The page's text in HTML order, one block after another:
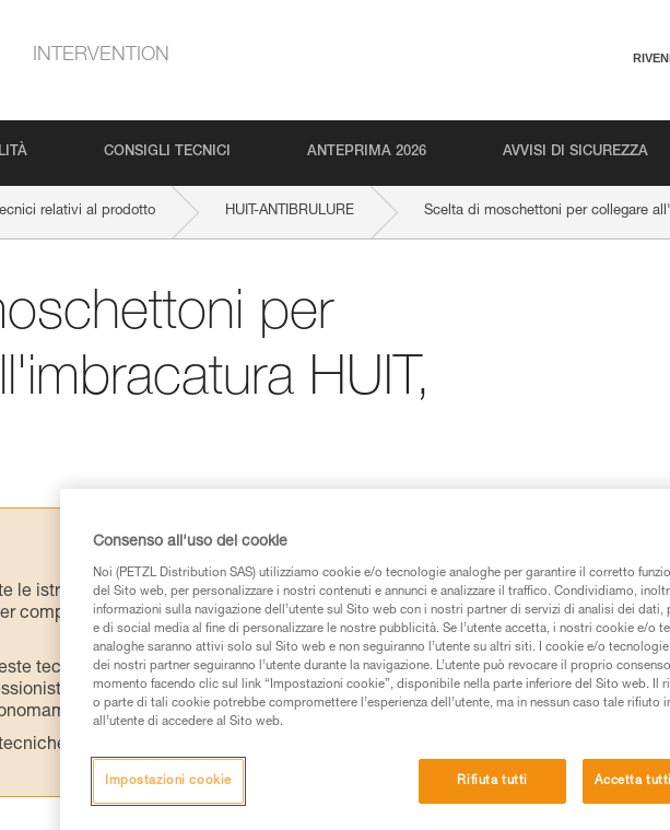
INTERVENTION
CONSIGLI TECNICI ANTEPRIMA 2026 AVVISI DI SICUREZZA
relativi al prodotto HUIT-ANTIBRULURE Scelta di moschettoni per collegare
per
HUIT,
le istruzioni tecniche dei prodotti utilizzati in questo consiglio prima di
compreso le informazioni dell’istruzione tecnica per poter capire queste
tecniche richiede una formazione ed un addestramento specifico.
la vostra capacità di rifare la manovra, da soli, in piena sicurezza,
relative alla vostra attività. Ne possono esistere altre che non
Consenso all'uso dei cookie
Noi (PETZL Distribution SAS) utilizziamo cookie e/o tecnologie analoghe per garantire il corretto
del Sito web, per personalizzare i nostri contenuti e annunci e analizzare il traffico. Condividiamo,
informazioni sulla navigazione dell’utente sul Sito web con i nostri partner di servizi di analisi dei dati,
e di social media al fine di personalizzare le nostre pubblicità. Se l’utente accetta, i nostri cookie e/o
analoghe saranno attivi solo sul Sito web e non seguiranno l’utente su altri siti. I cookie e/o
dei nostri partner seguiranno l’utente durante la navigazione. L’utente può revocare il proprio
momento facendo clic sul link “Impostazioni cookie”, disponibile nella parte inferiore del Sito web. Il
o parte di tali cookie potrebbe compromettere l’esperienza dell’utente, ma in nessun caso tale rifiuto
all’utente di accedere al Sito web.
Rifiuta tutti Accetta
Impostazioni cookie